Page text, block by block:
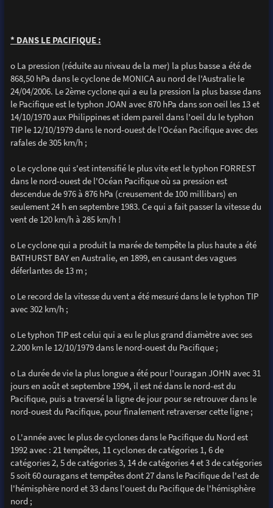
* DANS LE PACIFIQUE :
o La pression (réduite au niveau de la mer) la plus basse a été de
868,50 hPa dans le cyclone de MONICA au nord de l'Australie le
24/04/2006. Le 2ème cyclone qui a eu la pression la plus basse dans
le Pacifique est le typhon JOAN avec 870 hPa dans son oeil les 13 et
14/10/1970 aux Philippines et idem pareil dans l'oeil du le typhon
TIP le 12/10/1979 dans le nord-ouest de l'Océan Pacifique avec des
rafales de 305 km/h ;
o Le cyclone qui s'est intensifié le plus vite est le typhon FORREST
dans le nord-ouest de l'Océan Pacifique où sa pression est
descendue de 976 à 876 hPa (creusement de 100 millibars) en
seulement 24 h en septembre 1983. Ce qui a fait passer la vitesse du
vent de 120 km/h à 285 km/h !
o Le cyclone qui a produit la marée de tempête la plus haute a été
BATHURST BAY en Australie, en 1899, en causant des vagues
déferlantes de 13 m ;
o Le record de la vitesse du vent a été mesuré dans le le typhon TIP
avec 302 km/h ;
o Le typhon TIP est celui qui a eu le plus grand diamètre avec ses
2.200 km le 12/10/1979 dans le nord-ouest du Pacifique ;
o La durée de vie la plus longue a été pour l'ouragan JOHN avec 31
jours en août et septembre 1994, il est né dans le nord-est du
Pacifique, puis a traversé la ligne de jour pour se retrouver dans le
nord-ouest du Pacifique, pour finalement retraverser cette ligne ;
o L'année avec le plus de cyclones dans le Pacifique du Nord est
1992 avec : 21 tempêtes, 11 cyclones de catégories 1, 6 de
catégories 2, 5 de catégories 3, 14 de catégories 4 et 3 de catégories
5 soit 60 ouragans et tempêtes dont 27 dans le Pacifique de l'est de
l'hémisphère nord et 33 dans l'ouest du Pacifique de l'hémisphère
nord ;